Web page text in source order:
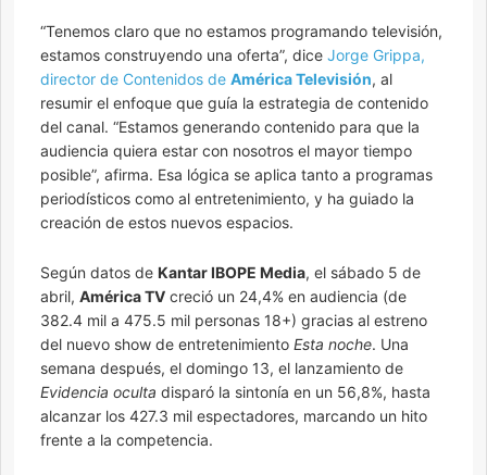
“Tenemos claro que no estamos programando televisión,
estamos construyendo una oferta”, dice Jorge Grippa,
director de Contenidos de América Televisión, al
resumir el enfoque que guía la estrategia de contenido
del canal. “Estamos generando contenido para que la
audiencia quiera estar con nosotros el mayor tiempo
posible”, afirma. Esa lógica se aplica tanto a programas
periodísticos como al entretenimiento, y ha guiado la
creación de estos nuevos espacios.
Según datos de Kantar IBOPE Media, el sábado 5 de
abril, América TV creció un 24,4% en audiencia (de
382.4 mil a 475.5 mil personas 18+) gracias al estreno
del nuevo show de entretenimiento Esta noche. Una
semana después, el domingo 13, el lanzamiento de
Evidencia oculta disparó la sintonía en un 56,8%, hasta
alcanzar los 427.3 mil espectadores, marcando un hito
frente a la competencia.